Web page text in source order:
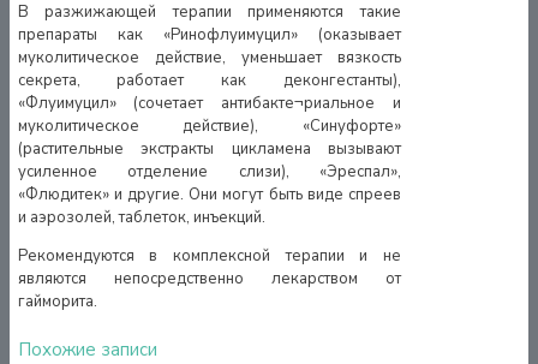
В разжижающей терапии применяются такие
препараты как «Ринофлуимуцил» (оказывает
муколитическое действие, уменьшает вязкость
секрета, работает как деконгестанты),
«Флуимуцил» (сочетает антибакте¬риальное и
муколитическое действие), «Синуфорте»
(растительные экстракты цикламена вызывают
усиленное отделение слизи), «Эреспал»,
«Флюдитек» и другие. Они могут быть виде спреев
и аэрозолей, таблеток, инъекций.
Рекомендуются в комплексной терапии и не
являются непосредственно лекарством от
гайморита.
Похожие записи